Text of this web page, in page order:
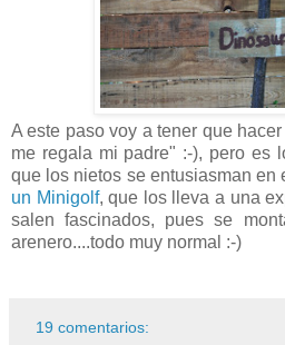
A este paso voy a tener que
me regala mi padre" :-), pero es
que los nietos se entusiasman en
un Minigolf, que los lleva a una
salen fascinados, pues se
arenero....todo muy normal :-)
19 comentarios: